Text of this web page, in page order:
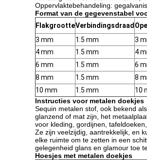
Oppervlaktebehandeling:
Format van de gegevenstabel
FlakgrootteVerbindingsdraad
3 mm
1.5 mm 3
4 mm 1.5 mm 4
6 mm
1.5 mm 6
8 mm
1.5 mm 8
10 mm
1.5 mm 10
Instructies voor metalen doekjes
Sequin metalen stof, ook bekend
glanzend of mat zijn, het
voor kleding, gordijnen, tafeldoeken,
Ze zijn veelzijdig, aantrekkelijk, en
elke ruimte om te zetten in een
gelegenheid glans en glamour toe
Hoesjes met metalen doekjes